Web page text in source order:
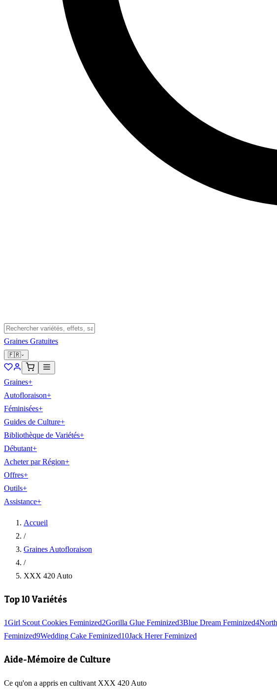
Graines Gratuites
🇫🇷
Graines+
Autofloraison+
Féminisées+
Guides de Culture+
Bibliothèque de Variétés+
Débutant+
Acheter par Région+
Offres+
Outils+
Assistance+
Accueil
/
Graines Autofloraison
/
XXX 420 Auto
Top 10 Variétés
1Girl Scout Cookies Feminized2Gorilla Glue Feminized3Blue Dream Feminized4
Feminized9Wedding Cake Feminized10Jack Herer Feminized
Aide-Mémoire de Culture
Ce qu'on a appris en cultivant XXX 420 Auto